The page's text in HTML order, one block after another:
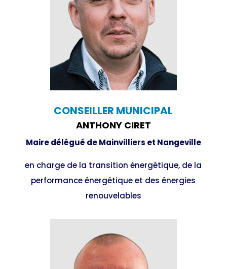
CONSEILLER MUNICIPAL
ANTHONY CIRET
Maire délégué de Mainvilliers et Nangeville
en charge de la transition énergétique, de la
performance énergétique et des énergies
renouvelables